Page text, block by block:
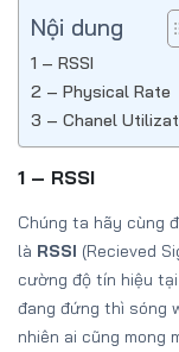
Nội dung
1 – RSSI
2 – Physical Rate
3 – Chanel
1 – RSSI
Chúng ta hãy cùng
là RSSI (Recieved
cường độ tín hiệu
đang đứng thì sóng
nhiên ai cũng mong